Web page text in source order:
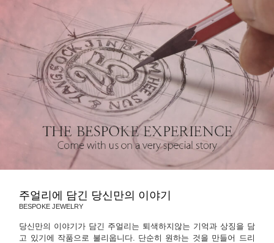
주얼리에 담긴 당신만의 이야기
BESPOKE JEWELRY
당신만의 이야기가 담긴 주얼리는 퇴색하지않는 기억과 상징을 담
고 있기에 작품으로 불리웁니다. 단순히 원하는 것을 만들어 드리